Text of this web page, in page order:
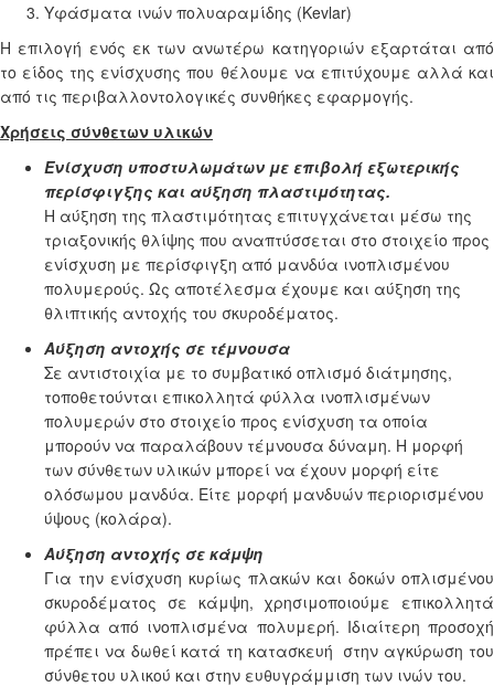
Υφάσματα ινών πολυαραμίδης (Kevlar)
Η επιλογή ενός εκ των ανωτέρω κατηγοριών εξαρτάται από
το είδος της ενίσχυσης που θέλουμε να επιτύχουμε αλλά και
από τις περιβαλλοντολογικές συνθήκες εφαρμογής.
Χρήσεις σύνθετων υλικών
Ενίσχυση υποστυλωμάτων με επιβολή εξωτερικής
περίσφιγξης και αύξηση πλαστιμότητας.
Η αύξηση της πλαστιμότητας επιτυγχάνεται μέσω της
τριαξονικής θλίψης που αναπτύσσεται στο στοιχείο προς
ενίσχυση με περίσφιγξη από μανδύα ινοπλισμένου
πολυμερούς. Ως αποτέλεσμα έχουμε και αύξηση της
θλιπτικής αντοχής του σκυροδέματος.
Αύξηση αντοχής σε τέμνουσα
Σε αντιστοιχία με το συμβατικό οπλισμό διάτμησης,
τοποθετούνται επικολλητά φύλλα ινοπλισμένων
πολυμερών στο στοιχείο προς ενίσχυση τα οποία
μπορούν να παραλάβουν τέμνουσα δύναμη. Η μορφή
των σύνθετων υλικών μπορεί να έχουν μορφή είτε
ολόσωμου μανδύα. Είτε μορφή μανδυών περιορισμένου
ύψους (κολάρα).
Αύξηση αντοχής σε κάμψη
Για την ενίσχυση κυρίως πλακών και δοκών οπλισμένου
σκυροδέματος σε κάμψη, χρησιμοποιούμε επικολλητά
φύλλα από ινοπλισμένα πολυμερή. Ιδιαίτερη προσοχή
πρέπει να δωθεί κατά τη κατασκευή στην αγκύρωση του
σύνθετου υλικού και στην ευθυγράμμιση των ινών του.